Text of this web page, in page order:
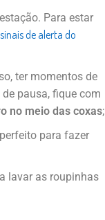
Para estar
sinais de alerta do
ter momentos de
pausa, fique com
no meio das coxas;
para fazer
lavar as roupinhas